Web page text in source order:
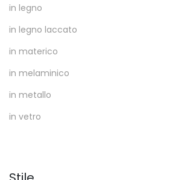
in legno
in legno laccato
in materico
in melaminico
in metallo
in vetro